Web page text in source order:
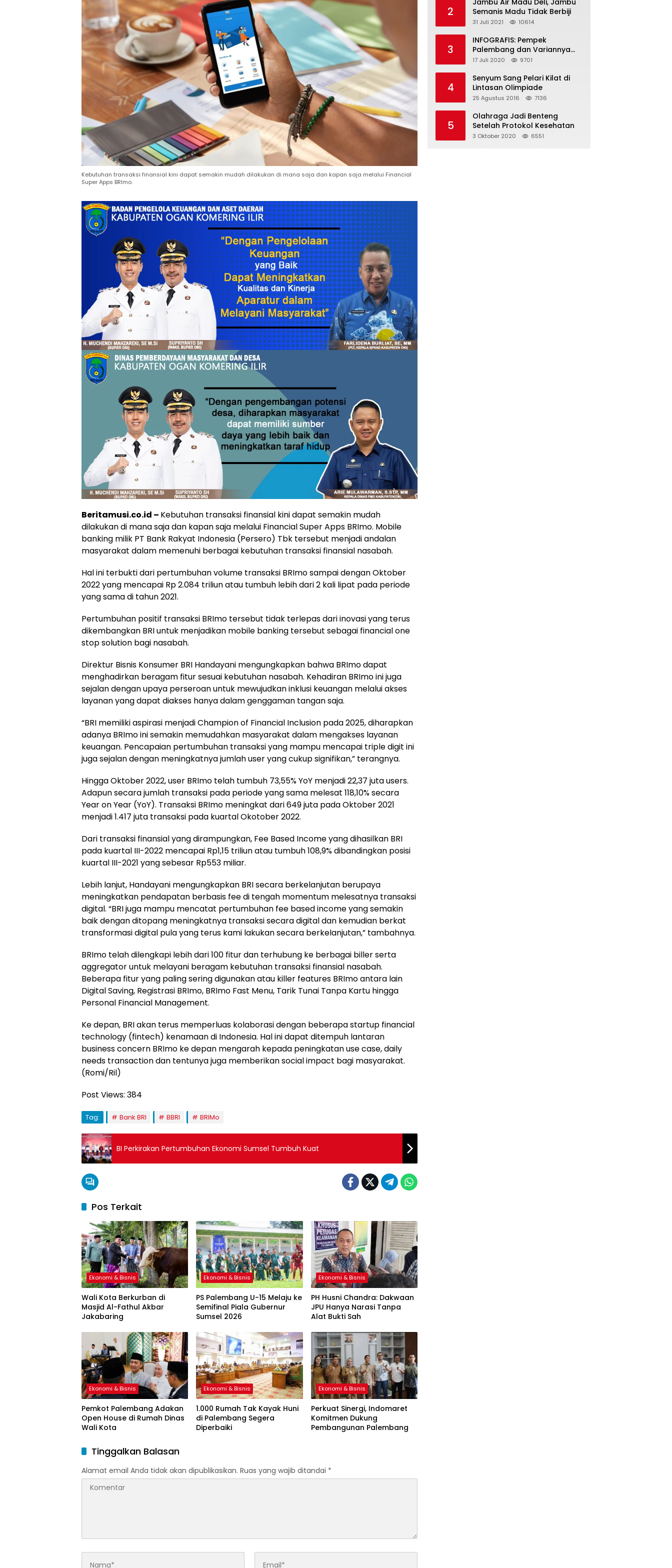
Kebutuhan transaksi finansial kini dapat semakin mudah dilakukan di mana saja dan kapan saja melalui Financial
Super Apps BRImo.
Beritamusi.co.id – Kebutuhan transaksi finansial kini dapat semakin mudah
dilakukan di mana saja dan kapan saja melalui Financial Super Apps BRImo. Mobile
banking milik PT Bank Rakyat Indonesia (Persero) Tbk tersebut menjadi andalan
masyarakat dalam memenuhi berbagai kebutuhan transaksi finansial nasabah.
Hal ini terbukti dari pertumbuhan volume transaksi BRImo sampai dengan Oktober
2022 yang mencapai Rp 2.084 triliun atau tumbuh lebih dari 2 kali lipat pada periode
yang sama di tahun 2021.
Pertumbuhan positif transaksi BRImo tersebut tidak terlepas dari inovasi yang terus
dikembangkan BRI untuk menjadikan mobile banking tersebut sebagai financial one
stop solution bagi nasabah.
Direktur Bisnis Konsumer BRI Handayani mengungkapkan bahwa BRImo dapat
menghadirkan beragam fitur sesuai kebutuhan nasabah. Kehadiran BRImo ini juga
sejalan dengan upaya perseroan untuk mewujudkan inklusi keuangan melalui akses
layanan yang dapat diakses hanya dalam genggaman tangan saja.
“BRI memiliki aspirasi menjadi Champion of Financial Inclusion pada 2025, diharapkan
adanya BRImo ini semakin memudahkan masyarakat dalam mengakses layanan
keuangan. Pencapaian pertumbuhan transaksi yang mampu mencapai triple digit ini
juga sejalan dengan meningkatnya jumlah user yang cukup signifikan,” terangnya.
Hingga Oktober 2022, user BRImo telah tumbuh 73,55% YoY menjadi 22,37 juta users.
Adapun secara jumlah transaksi pada periode yang sama melesat 118,10% secara
Year on Year (YoY). Transaksi BRImo meningkat dari 649 juta pada Oktober 2021
menjadi 1.417 juta transaksi pada kuartal Okotober 2022.
Dari transaksi finansial yang dirampungkan, Fee Based Income yang dihasilkan BRI
pada kuartal III-2022 mencapai Rp1,15 triliun atau tumbuh 108,9% dibandingkan posisi
kuartal III-2021 yang sebesar Rp553 miliar.
Lebih lanjut, Handayani mengungkapkan BRI secara berkelanjutan berupaya
meningkatkan pendapatan berbasis fee di tengah momentum melesatnya transaksi
digital. “BRI juga mampu mencatat pertumbuhan fee based income yang semakin
baik dengan ditopang meningkatnya transaksi secara digital dan kemudian berkat
transformasi digital pula yang terus kami lakukan secara berkelanjutan,” tambahnya.
BRImo telah dilengkapi lebih dari 100 fitur dan terhubung ke berbagai biller serta
aggregator untuk melayani beragam kebutuhan transaksi finansial nasabah.
Beberapa fitur yang paling sering digunakan atau killer features BRImo antara lain
Digital Saving, Registrasi BRImo, BRImo Fast Menu, Tarik Tunai Tanpa Kartu hingga
Personal Financial Management.
Ke depan, BRI akan terus memperluas kolaborasi dengan beberapa startup financial
technology (fintech) kenamaan di Indonesia. Hal ini dapat ditempuh lantaran
business concern BRImo ke depan mengarah kepada peningkatan use case, daily
needs transaction dan tentunya juga memberikan social impact bagi masyarakat.
(Romi/Ril)
Post Views: 384
Tag: Bank BRI BBRI BRIMo
BI Perkirakan Pertumbuhan Ekonomi Sumsel Tumbuh Kuat
Pos Terkait
Ekonomi & Bisnis
Wali Kota Berkurban di
Masjid Al-Fathul Akbar
Jakabaring
Ekonomi & Bisnis
PS Palembang U-15 Melaju ke
Semifinal Piala Gubernur
Sumsel 2026
Ekonomi & Bisnis
PH Husni Chandra: Dakwaan
JPU Hanya Narasi Tanpa
Alat Bukti Sah
Ekonomi & Bisnis
Pemkot Palembang Adakan
Open House di Rumah Dinas
Wali Kota
Ekonomi & Bisnis
1.000 Rumah Tak Kayak Huni
di Palembang Segera
Diperbaiki
Ekonomi & Bisnis
Perkuat Sinergi, Indomaret
Komitmen Dukung
Pembangunan Palembang
Tinggalkan Balasan
Alamat email Anda tidak akan dipublikasikan. Ruas yang wajib ditandai *
2
Jambu Air Madu Deli, Jambu
Semanis Madu Tidak Berbiji
31 Juli 2021 10614
3
INFOGRAFIS: Pempek
Palembang dan Variannya
yang Melegenda
17 Juli 2020 9701
4
Senyum Sang Pelari Kilat di
Lintasan Olimpiade
25 Agustus 2016 7136
5
Olahraga Jadi Benteng
Setelah Protokol Kesehatan
3 Oktober 2020 6551